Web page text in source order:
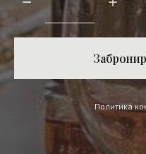
Политика